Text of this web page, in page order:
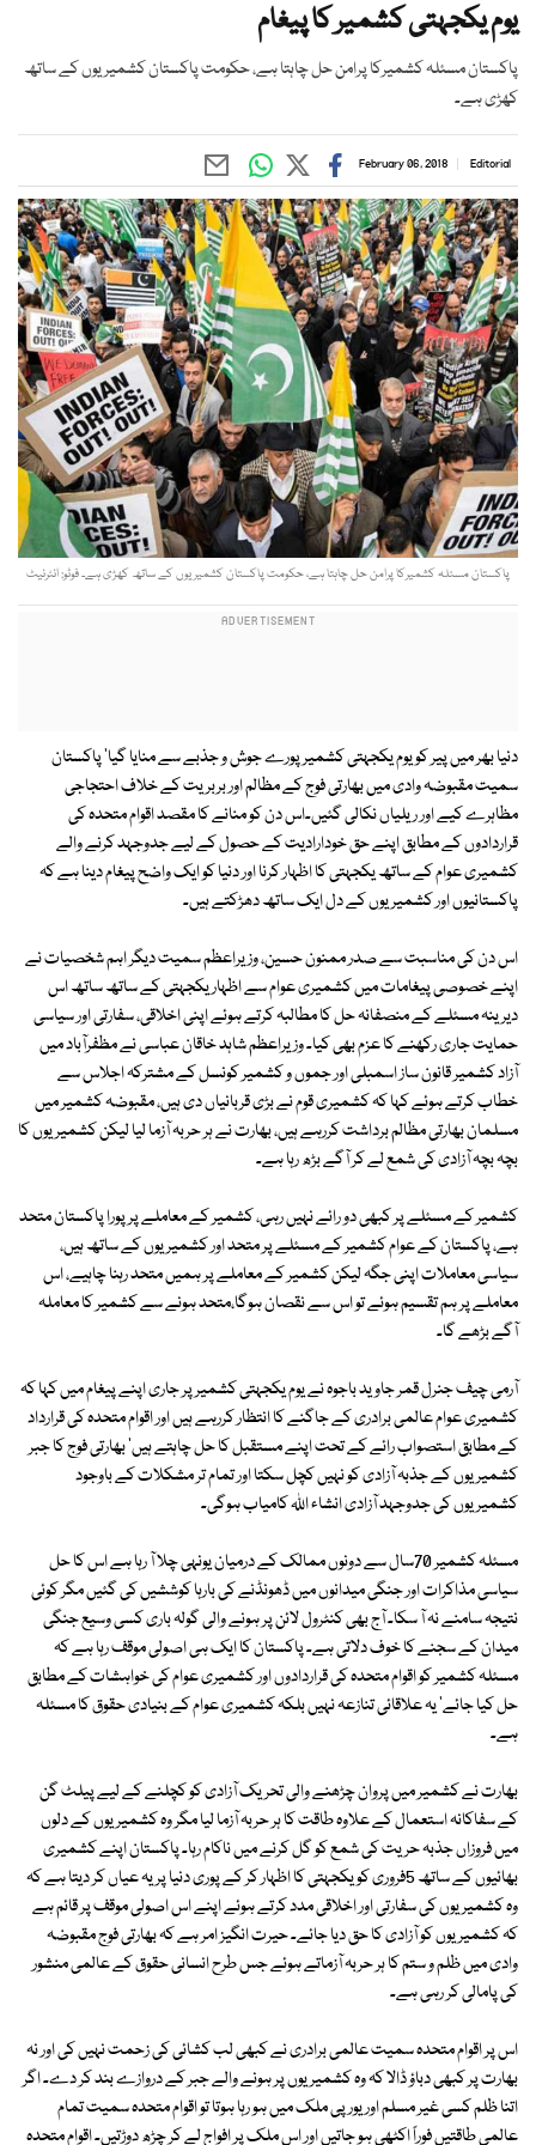
یوم یکجہتی کشمیر کا پیغام
پاکستان مسئلہ کشمیرکا پرامن حل چاہتا ہے، حکومت پاکستان کشمیریوں کے ساتھ
کھڑی ہے۔
Editorial
February 06, 2018
پاکستان مسئلہ کشمیرکا پرامن حل چاہتا ہے، حکومت پاکستان کشمیریوں کے ساتھ کھڑی ہے۔ فوٹو: انٹرنیٹ
دنیا بھر میں پیر کو یوم یکجہتی کشمیر پورے جوش و جذبے سے منایا گیا' پاکستان
سمیت مقبوضہ وادی میں بھارتی فوج کے مظالم اور بربریت کے خلاف احتجاجی
مظاہرے کیے اور ریلیاں نکالی گئیں۔اس دن کو منانے کا مقصد اقوام متحدہ کی
قراردادوں کے مطابق اپنے حق خودارادیت کے حصول کے لیے جدوجہد کرنے والے
کشمیری عوام کے ساتھ یکجہتی کا اظہار کرنا اور دنیا کو ایک واضح پیغام دینا ہے کہ
پاکستانیوں اور کشمیریوں کے دل ایک ساتھ دھڑکتے ہیں۔
اس دن کی مناسبت سے صدر ممنون حسین، وزیراعظم سمیت دیگر اہم شخصیات نے
اپنے خصوصی پیغامات میں کشمیری عوام سے اظہار یکجہتی کے ساتھ ساتھ اس
دیرینہ مسئلے کے منصفانہ حل کا مطالبہ کرتے ہوئے اپنی اخلاقی، سفارتی اور سیاسی
حمایت جاری رکھنے کا عزم بھی کیا۔ وزیراعظم شاہد خاقان عباسی نے مظفرآباد میں
آزاد کشمیر قانون ساز اسمبلی اور جموں و کشمیر کونسل کے مشترکہ اجلاس سے
خطاب کرتے ہوئے کہا کہ کشمیری قوم نے بڑی قربانیاں دی ہیں، مقبوضہ کشمیر میں
مسلمان بھارتی مظالم برداشت کررہے ہیں، بھارت نے ہر حربہ آزما لیا لیکن کشمیریوں کا
بچہ بچہ آزادی کی شمع لے کر آگے بڑھ رہا ہے۔
کشمیر کے مسئلے پر کبھی دو رائے نہیں رہی، کشمیر کے معاملے پر پورا پاکستان متحد
ہے، پاکستان کے عوام کشمیر کے مسئلے پر متحد اور کشمیریوں کے ساتھ ہیں،
سیاسی معاملات اپنی جگہ لیکن کشمیر کے معاملے پر ہمیں متحد رہنا چاہیے، اس
معاملے پر ہم تقسیم ہوئے تو اس سے نقصان ہوگا،متحد ہونے سے کشمیر کا معاملہ
آگے بڑھے گا۔
آرمی چیف جنرل قمر جاوید باجوہ نے یوم یکجہتی کشمیر پر جاری اپنے پیغام میں کہا کہ
کشمیری عوام عالمی برادری کے جاگنے کا انتظار کررہے ہیں اور اقوام متحدہ کی قرارداد
کے مطابق استصواب رائے کے تحت اپنے مستقبل کا حل چاہتے ہیں' بھارتی فوج کا جبر
کشمیریوں کے جذبہ آزادی کو نہیں کچل سکتا اور تمام تر مشکلات کے باوجود
کشمیریوں کی جدوجہد آزادی انشاء اللہ کامیاب ہوگی۔
مسئلہ کشمیر 70سال سے دونوں ممالک کے درمیان یونہی چلا آ رہا ہے اس کا حل
سیاسی مذاکرات اور جنگی میدانوں میں ڈھونڈنے کی بارہا کوششیں کی گئیں مگر کوئی
نتیجہ سامنے نہ آ سکا۔ آج بھی کنٹرول لائن پر ہونے والی گولہ باری کسی وسیع جنگی
میدان کے سجنے کا خوف دلاتی ہے۔ پاکستان کا ایک ہی اصولی موقف رہا ہے کہ
مسئلہ کشمیر کو اقوام متحدہ کی قراردادوں اور کشمیری عوام کی خواہشات کے مطابق
حل کیا جائے' یہ علاقائی تنازعہ نہیں بلکہ کشمیری عوام کے بنیادی حقوق کا مسئلہ
ہے۔
بھارت نے کشمیر میں پروان چڑھنے والی تحریک آزادی کو کچلنے کے لیے پیلٹ گن
کے سفاکانہ استعمال کے علاوہ طاقت کا ہر حربہ آزما لیا مگر وہ کشمیریوں کے دلوں
میں فروزاں جذبہ حریت کی شمع کو گل کرنے میں ناکام رہا۔ پاکستان اپنے کشمیری
بھائیوں کے ساتھ 5فروری کو یکجہتی کا اظہار کر کے پوری دنیا پر یہ عیاں کر دیتا ہے کہ
وہ کشمیریوں کی سفارتی اور اخلاقی مدد کرتے ہوئے اپنے اس اصولی موقف پر قائم ہے
کہ کشمیریوں کو آزادی کا حق دیا جائے۔ حیرت انگیز امر ہے کہ بھارتی فوج مقبوضہ
وادی میں ظلم و ستم کا ہر حربہ آزماتے ہوئے جس طرح انسانی حقوق کے عالمی منشور
کی پامالی کر رہی ہے۔
اس پر اقوام متحدہ سمیت عالمی برادری نے کبھی لب کشائی کی زحمت نہیں کی اور نہ
بھارت پر کبھی دباؤ ڈالا کہ وہ کشمیریوں پر ہونے والے جبر کے دروازے بند کر دے۔ اگر
اتنا ظلم کسی غیر مسلم اور یورپی ملک میں ہو رہا ہوتا تو اقوام متحدہ سمیت تمام
عالمی طاقتیں فوراً اکٹھی ہو جاتیں اور اس ملک پر افواج لے کر چڑھ دوڑتیں۔ اقوام متحدہ